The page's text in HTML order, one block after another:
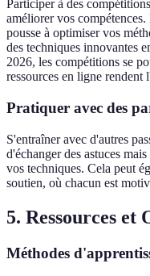
Participer à des
améliorer vos
pousse à optimiser vos
des techniques innovantes
2026, les compétitions se
ressources en ligne rendent
Pratiquer avec des
S'entraîner avec d'autres
d'échanger des astuces
vos techniques. Cela peut
soutien, où chacun est
5. Ressources et
Méthodes